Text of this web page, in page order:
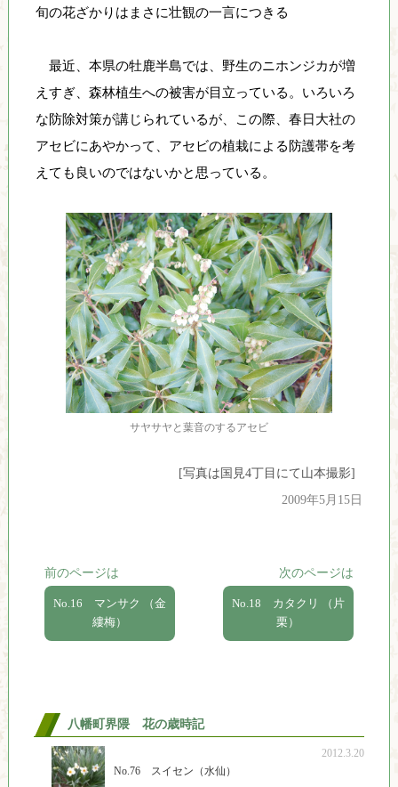
旬の花ざかりはまさに壮観の一言につきる
最近、本県の牡鹿半島では、野生のニホンジカが増
えすぎ、森林植生への被害が目立っている。いろいろ
な防除対策が講じられているが、この際、春日大社の
アセビにあやかって、アセビの植栽による防護帯を考
えても良いのではないかと思っている。
サヤサヤと葉音のするアセビ
[写真は国見4丁目にて山本撮影]
2009年5月15日
次のページは
No.18 カタクリ （片
栗）
前のページは
No.16 マンサク （金
縷梅）
八幡町界隈 花の歳時記
2012.3.20
No.76 スイセン（水仙）